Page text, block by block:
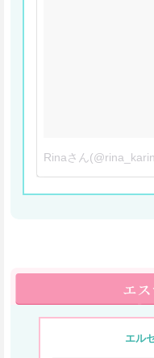
Rinaさん
エル